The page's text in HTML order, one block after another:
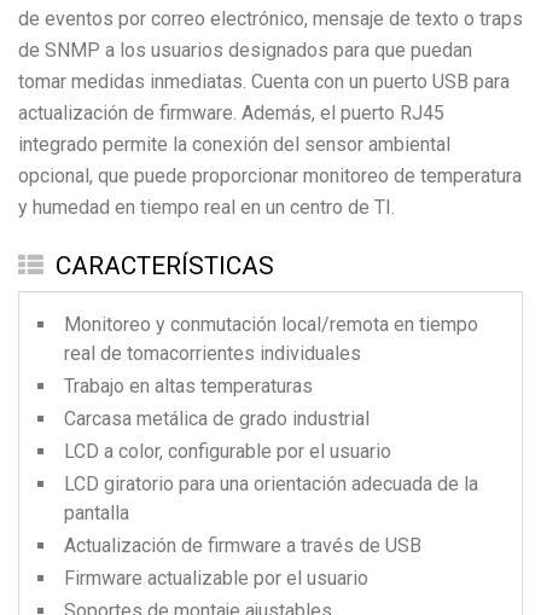
de eventos por correo electrónico, mensaje de texto o traps
de SNMP a los usuarios designados para que puedan
tomar medidas inmediatas. Cuenta con un puerto USB para
actualización de firmware. Además, el puerto RJ45
integrado permite la conexión del sensor ambiental
opcional, que puede proporcionar monitoreo de temperatura
y humedad en tiempo real en un centro de TI.
CARACTERÍSTICAS
Monitoreo y conmutación local/remota en tiempo
real de tomacorrientes individuales
Trabajo en altas temperaturas
Carcasa metálica de grado industrial
LCD a color, configurable por el usuario
LCD giratorio para una orientación adecuada de la
pantalla
Actualización de firmware a través de USB
Firmware actualizable por el usuario